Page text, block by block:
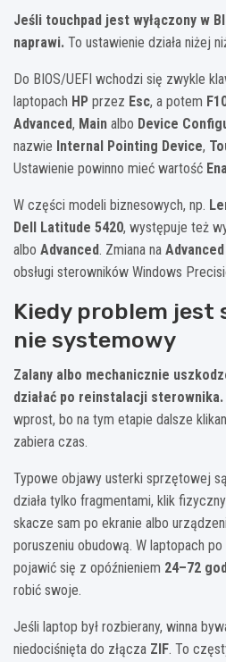
Jeśli touchpad jest wyłączony w
naprawi. To ustawienie działa niżej
Do BIOS/UEFI wchodzi się zwykle
laptopach HP przez Esc, a potem
Advanced, Main albo Device
nazwie Internal Pointing Device,
Ustawienie powinno mieć wartość
W części modeli biznesowych, np.
Dell Latitude 5420, występuje też
albo Advanced. Zmiana na Advanced
obsługi sterowników Windows
Kiedy problem jest
nie systemowy
Zalany albo mechanicznie
działać po reinstalacji sterownika.
wprost, bo na tym etapie dalsze
zabiera czas.
Typowe objawy usterki sprzętowej
działa tylko fragmentami, klik
skacze sam po ekranie albo
poruszeniu obudową. W laptopach
pojawić się z opóźnieniem 24–72
robić swoje.
Jeśli laptop był rozbierany, winna
niedociśnięta do złącza ZIF. To